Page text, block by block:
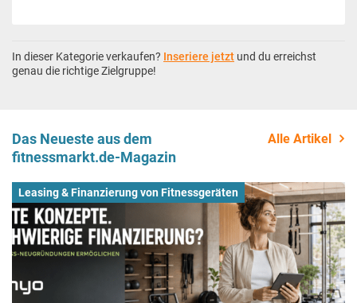
In dieser Kategorie verkaufen? Inseriere jetzt und du erreichst
genau die richtige Zielgruppe!
Das Neueste aus dem
fitnessmarkt.de-Magazin
Alle Artikel
Leasing & Finanzierung von Fitnessgeräten